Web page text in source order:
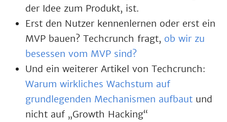
der Idee zum Produkt, ist.
Erst den Nutzer kennenlernen oder erst ein
MVP bauen? Techcrunch fragt, ob wir zu
besessen vom MVP sind?
Und ein weiterer Artikel von Techcrunch:
Warum wirkliches Wachstum auf
grundlegenden Mechanismen aufbaut und
nicht auf „Growth Hacking“